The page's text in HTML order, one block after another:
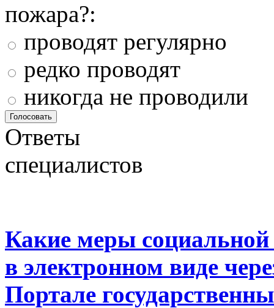
пожара?:
проводят регулярно
редко проводят
никогда не проводили
Ответы
специалистов
Какие меры
в электронном виде
Портале